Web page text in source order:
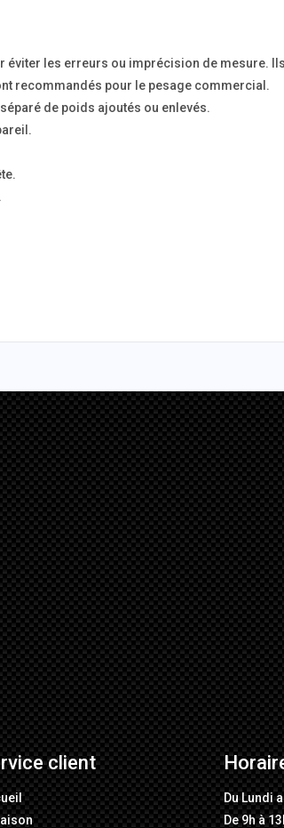
éviter les erreurs ou imprécision de mesure.
recommandés pour le pesage commercial.
de poids ajoutés ou enlevés.
client
Du Lundi
De 9h à